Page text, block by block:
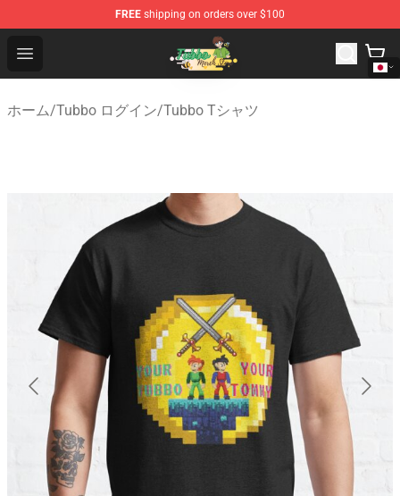
FREE shipping on orders over $100
Open menu
Tubbo Store - Official Tubbo Merchandise Shop
ホーム/Tubbo ログイン/Tubbo Tシャツ